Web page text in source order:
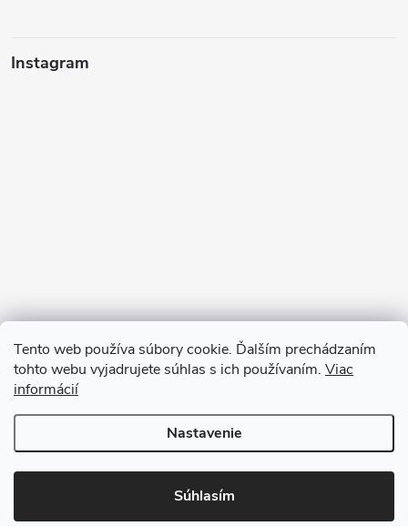
Tento web používa súbory cookie. Ďalším prechádzaním
tohto webu vyjadrujete súhlas s ich používaním. Viac
informácií
Nastavenie
Súhlasím
Instagram
Copyright 2026Ratanea.sk. Všetky práva vyhradené.Upraviť nastavenie
cookies